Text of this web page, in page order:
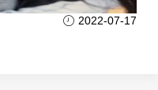
2022-07-17